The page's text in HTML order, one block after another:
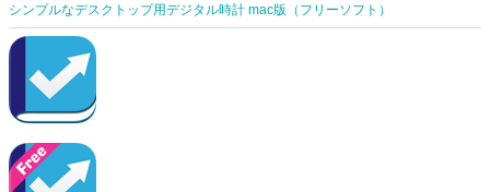
シンプルなデスクトップ用デジタル時計 mac版（フリーソフト）